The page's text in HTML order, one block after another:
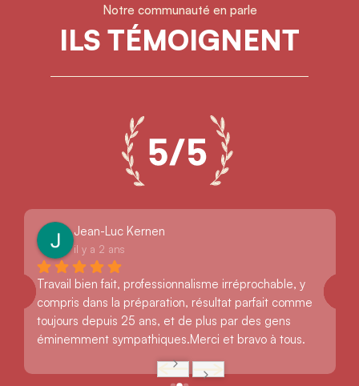
Notre communauté en parle
ILS TÉMOIGNENT
Jean-Luc Kernen
il y a 2 ans
Travail bien fait, professionnalisme irréprochable, y
compris dans la préparation, résultat parfait comme
toujours depuis 25 ans, et de plus par des gens
éminemment sympathiques.Merci et bravo à tous.